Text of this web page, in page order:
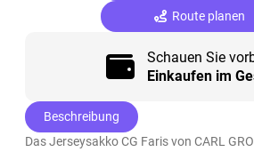
Route planen
Schauen Sie
Einkaufen im
Beschreibung
Das Jerseysakko CG Faris von CARL